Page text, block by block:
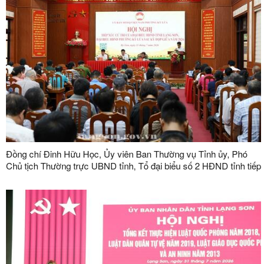
Đồng chí Đinh Hữu Học, Ủy viên Ban Thường vụ Tỉnh ủy, Phó
Chủ tịch Thường trực UBND tỉnh, Tổ đại biểu số 2 HĐND tỉnh tiếp